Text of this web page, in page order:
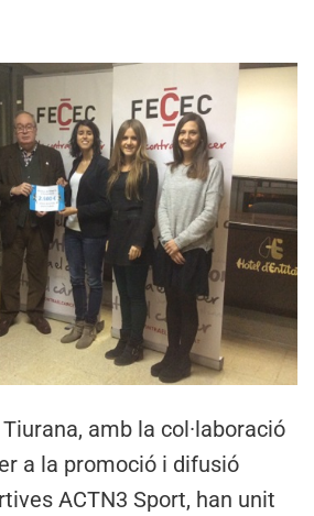
amb la col·laboració
a la promoció i difusió
ACTN3 Sport, han unit